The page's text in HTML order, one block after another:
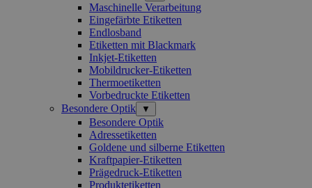
Maschinelle Verarbeitung
Eingefärbte Etiketten
Endlosband
Etiketten mit Blackmark
Inkjet-Etiketten
Mobildrucker-Etiketten
Thermoetiketten
Vorbedruckte Etiketten
Besondere Optik
▼
Besondere Optik
Adressetiketten
Goldene und silberne Etiketten
Kraftpapier-Etiketten
Prägedruck-Etiketten
Produktetiketten